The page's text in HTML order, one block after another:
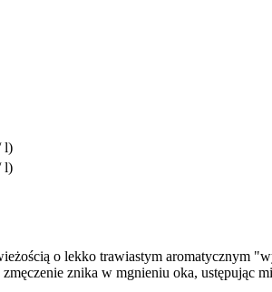
l)
l)
o lekko trawiastym aromatycznym
znika w mgnieniu oka, ustępując